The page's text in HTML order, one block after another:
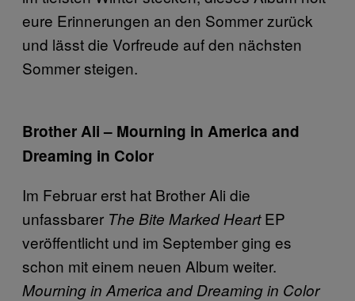
eure Erinnerungen an den Sommer zurück
und lässt die Vorfreude auf den nächsten
Sommer steigen.
Brother Ali – Mourning in America and
Dreaming in Color
Im Februar erst hat Brother Ali die
unfassbarer The Bite Marked HeartEP
veröffentlicht und im September ging es
schon mit einem neuen Album weiter.
Mourning in America and Dreaming in Color